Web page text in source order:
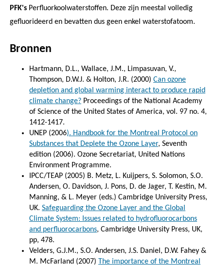
PFK's Perfluorkoolwaterstoffen. Deze zijn meestal volledig
gefluorideerd en bevatten dus geen enkel waterstofatoom.
Bronnen
Hartmann, D.L., Wallace, J.M., Limpasuvan, V.,
Thompson, D.W.J. & Holton, J.R. (2000) Can ozone
depletion and global warming interact to produce rapid
climate change? Proceedings of the National Academy
of Science of the United States of America, vol. 97 no. 4,
1412-1417.
UNEP (2006). Handbook for the Montreal Protocol on
Substances that Deplete the Ozone Layer, Seventh
edition (2006). Ozone Secretariat, United Nations
Environment Programme.
IPCC/TEAP (2005) B. Metz, L. Kuijpers, S. Solomon, S.O.
Andersen, O. Davidson, J. Pons, D. de Jager, T. Kestin, M.
Manning, & L. Meyer (eds.) Cambridge University Press,
UK. Safeguarding the Ozone Layer and the Global
Climate System: Issues related to hydrofluorocarbons
and perfluorocarbons, Cambridge University Press, UK,
pp, 478.
Velders, G.J.M., S.O. Andersen, J.S. Daniel, D.W. Fahey &
M. McFarland (2007) The importance of the Montreal